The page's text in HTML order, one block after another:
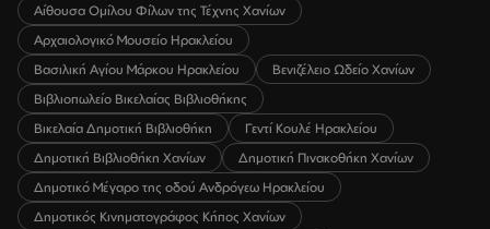
Αίθουσα Ομίλου Φίλων της Τέχνης Χανίων
Αρχαιολογικό Μουσείο Ηρακλείου
Βασιλική Αγίου Μάρκου Ηρακλείου
Βενιζέλειο Ωδείο Χανίων
Βιβλιοπωλείο Βικελαίας Βιβλιοθήκης
Βικελαία Δημοτική Βιβλιοθήκη
Γεντί Κουλέ Ηρακλείου
Δημοτική Βιβλιοθήκη Χανίων
Δημοτική Πινακοθήκη Χανίων
Δημοτικό Μέγαρο της οδού Ανδρόγεω Ηρακλείου
Δημοτικός Κινηματογράφος Κήπος Χανίων